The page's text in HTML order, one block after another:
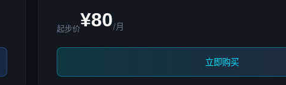
起步价¥80/月
立即购买